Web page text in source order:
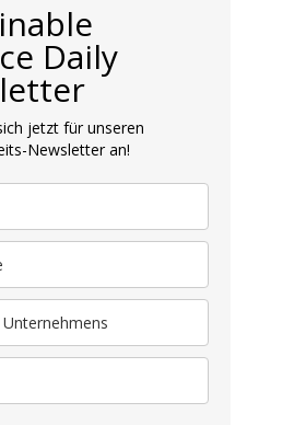
Daily
jetzt für unseren
Newsletter an!